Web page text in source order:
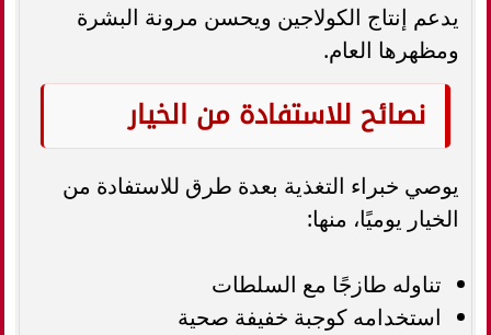
يدعم إنتاج الكولاجين ويحسن مرونة البشرة
ومظهرها العام.
نصائح للاستفادة من الخيار
يوصي خبراء التغذية بعدة طرق للاستفادة من
الخيار يوميًا، منها:
تناوله طازجًا مع السلطات
استخدامه كوجبة خفيفة صحية